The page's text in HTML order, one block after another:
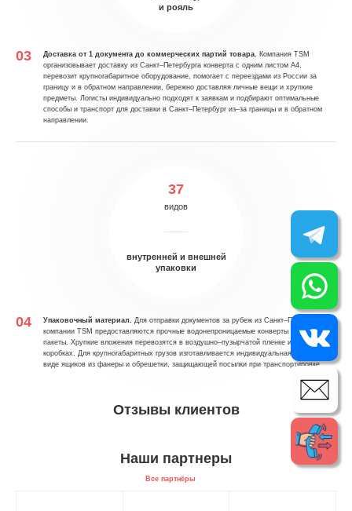
и рояль
Доставка от 1 документа до коммерческих партий товара. Компания TSM
организовывает доставку из Санкт–Петербурга конверта с одним листом А4,
перевозит крупногабаритное оборудование, помогает с переездами из России за
границу и в обратном направлении, бережно доставляя личные вещи и хрупкие
предметы. Логисты индивидуально подходят к заявкам и подбирают оптимальные
способы и транспорт для доставки в Санкт–Петербург из–за границы и в обратном
направлении.
37
видов
внутренней и внешней
упаковки
Упаковочный материал. Для отправки документов за рубеж из Санкт–Петербурга в
компании TSM предоставляются прочные водонепроницаемые конверты и сейф–
пакеты. Хрупкие вложения перевозятся в воздушно–пузырчатой пленке и картонных
коробках. Для крупногабаритных грузов изготавливается индивидуальная упаковка в
виде ящиков из фанеры и обрешетки, защищающей посылки при транспортировке.
Отзывы клиентов
Наши партнеры
Все партнёры